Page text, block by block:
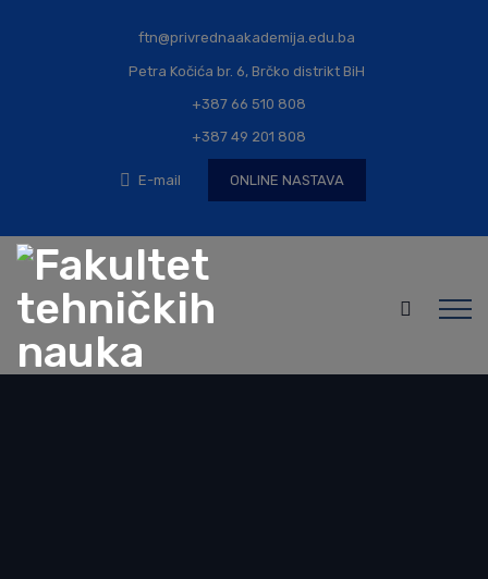
ftn@privrednaakademija.edu.ba
Petra Kočića br. 6, Brčko distrikt BiH
+387 66 510 808
+387 49 201 808
E-mail ONLINE NASTAVA